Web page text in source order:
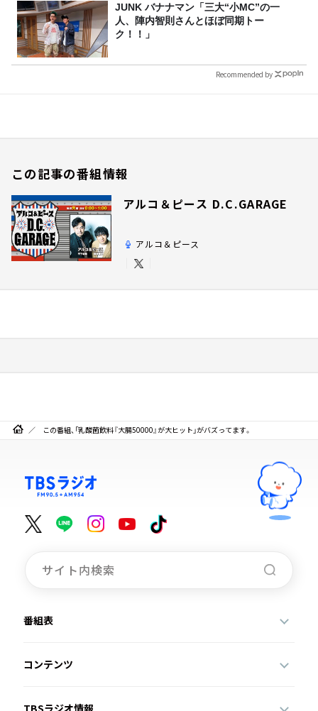
JUNK バナナマン「三大“小MC”の一
人、陣内智則さんとほぼ同期トー
ク！！」
Recommended by
この記事の番組情報
アルコ＆ピース D.C.GARAGE
アルコ＆ピース
この番組、「乳酸菌飲料『大腸50000』が大ヒット」がバズってます。
番組表
コンテンツ
TBSラジオ情報